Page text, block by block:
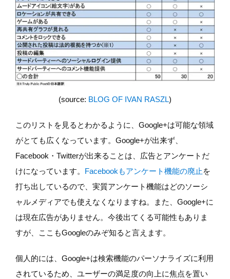
(source: BLOG OF IVAN RASZL)
このリストを見るとわかるように、Google+は可能な領域
がとても広くなっています。Google+が出来ず、
Facebook・Twitterが出来ることは、広告とアンケートだ
けになっています。 Facebookもアンケート機能の廃止を
打ち出しているので、実質アンケート機能はどのソーシ
ャルメディアでも使えなくなりますね。また、Google+に
は現在広告がありません。今後出てくる可能性もありま
すが、ここもGoogleのみぞ知ると言えます。
個人的には、Google+は検索機能のパーソナライズに利用
されているため、ユーザーの満足度の向上に焦点を置い